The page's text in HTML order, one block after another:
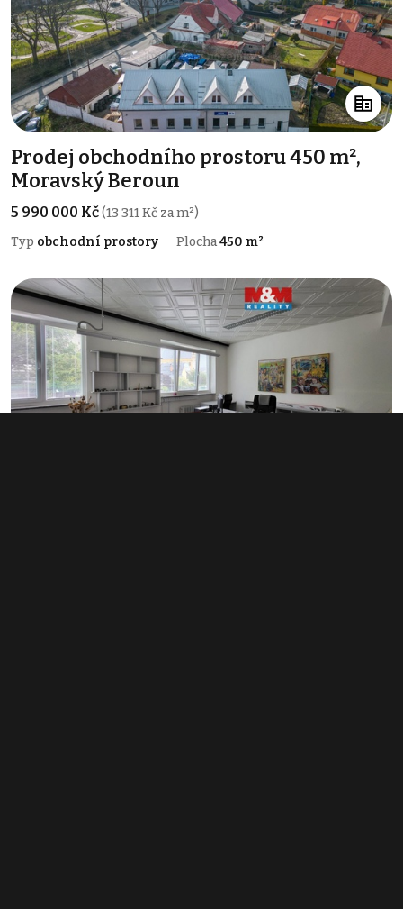
Prodej obchodního prostoru 450 m²,
Moravský Beroun
5 990 000 Kč(13 311 Kč za m²)
Typ obchodní prostory Plocha450 m²